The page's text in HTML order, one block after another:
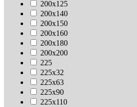
200х125
200х140
200х150
200х160
200х180
200х200
225
225х32
225х63
225х90
225х110